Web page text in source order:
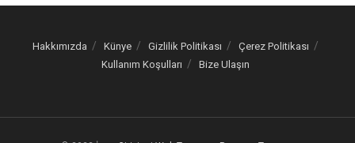
Hakkımızda Künye Gizlilik Politikası
Çerez Politikası
Kullanım Koşulları
Bize Ulaşın